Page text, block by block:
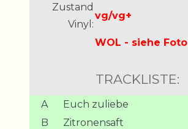
Zustand
Vinyl:
vg/vg+
WOL - siehe Foto
TRACKLISTE:
A
Euch zuliebe
B
Zitronensaft